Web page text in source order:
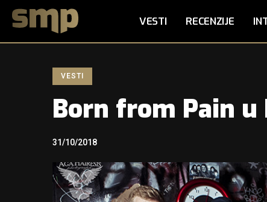
VESTI RECENZIJE
VESTI
Born from Pain u
31/10/2018